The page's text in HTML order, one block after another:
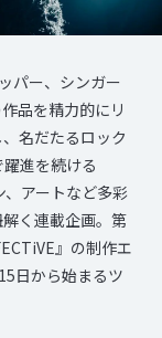
パー、シンガー
品を精力的にリ
名だたるロック
進を続ける
アートなど多彩
く連載企画。第
』の制作エ
日から始まるツ